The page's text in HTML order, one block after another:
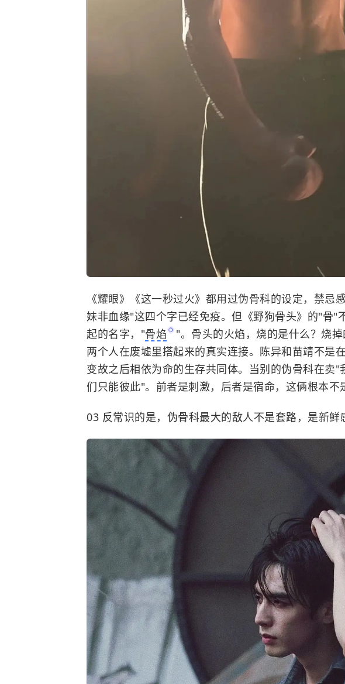
《耀眼》《这一秒过火》都用过伪骨科的设定，禁忌
妹非血缘"这四个字已经免疫。但《野狗骨头》的"骨"
起的名字，"骨焰
"。骨头的火焰，烧的是什么？烧
两个人在废墟里搭起来的真实连接。陈异和苗靖不是
变故之后相依为命的生存共同体。当别的伪骨科在卖
们只能彼此"。前者是刺激，后者是宿命，这俩根本不
03 反常识的是，伪骨科最大的敌人不是套路，是新鲜